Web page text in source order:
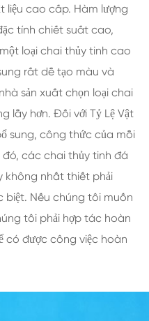
liệu cao cấp. Hàm lượng
tính chiết suất cao,
loại chai thủy tinh cao
rất dễ tạo màu và
sản xuất chọn loại chai
lẫy hơn. Đối với Tỷ Lệ Vật
sung, công thức của mỗi
các chai thủy tinh đá
không nhất thiết phải
Nếu chúng tôi muốn
tôi phải hợp tác hoàn
có được công việc hoàn